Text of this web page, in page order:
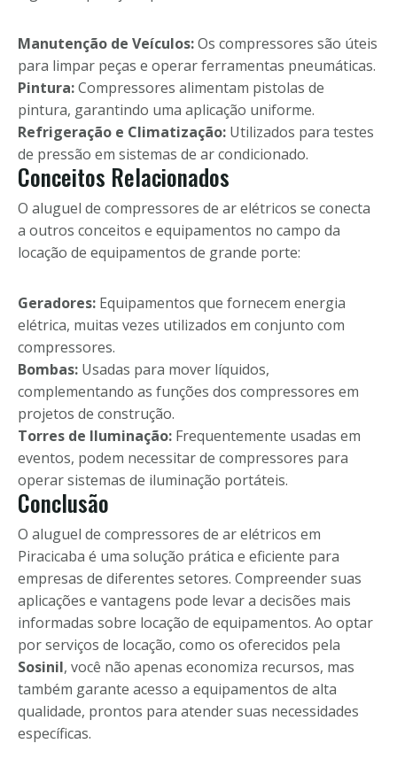
Manutenção de Veículos:Os compressores são úteis
para limpar peças e operar ferramentas pneumáticas.
Pintura:Compressores alimentam pistolas de
pintura, garantindo uma aplicação uniforme.
Refrigeração e Climatização: Utilizados para testes
de pressão em sistemas de ar condicionado.
Conceitos Relacionados
O aluguel de compressores de ar elétricos se conecta
a outros conceitos e equipamentos no campo da
locação de equipamentos de grande porte:
Geradores: Equipamentos que fornecem energia
elétrica, muitas vezes utilizados em conjunto com
compressores.
Bombas: Usadas para mover líquidos,
complementando as funções dos compressores em
projetos de construção.
Torres de Iluminação: Frequentemente usadas em
eventos, podem necessitar de compressores para
operar sistemas de iluminação portáteis.
Conclusão
O aluguel de compressores de ar elétricos em
Piracicaba é uma solução prática e eficiente para
empresas de diferentes setores. Compreender suas
aplicações e vantagens pode levar a decisões mais
informadas sobre locação de equipamentos. Ao optar
por serviços de locação, como os oferecidos pela
Sosinil, você não apenas economiza recursos, mas
também garante acesso a equipamentos de alta
qualidade, prontos para atender suas necessidades
específicas.